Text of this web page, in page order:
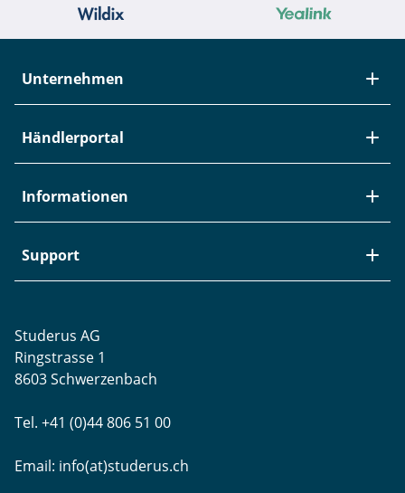
Unternehmen
Über Studerus
Team
Kontakt
Studerus als Arbeitgeber
Aktuelle Jobs
Referenzen
Datenschutz
Händlerportal
Neuheiten / EOL
Datenanbindung
Swiss Service Pack
Zyxel-Partnerprogramm
Informationen
Bezugsquellen
Garantieinformationen
Brands
Blog
Support
Projektunterstützung
WLAN-Ausmessung
Remote Desktop
Studerus AG
Ringstrasse 1
8603 Schwerzenbach
Tel. +41 (0)44 806 51 00
Email: info(at)studerus.ch